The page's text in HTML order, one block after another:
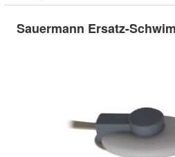
Sauermann Ersatz-